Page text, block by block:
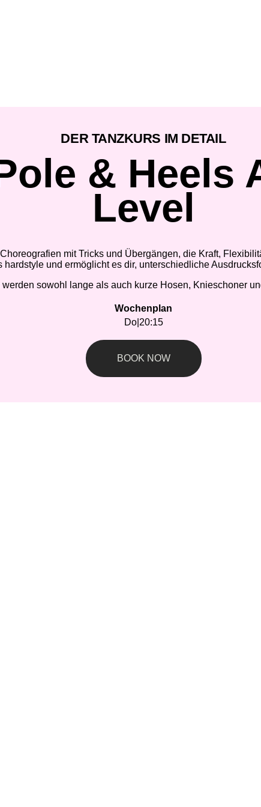
DER TANZKURS IM DETAIL
& Heels
Level
mit Tricks und Übergängen, die Kraft,
und ermöglicht es dir, unterschiedliche
werden sowohl lange als auch kurze Hosen, Knieschoner
Wochenplan
Do| 20:15
BOOK NOW